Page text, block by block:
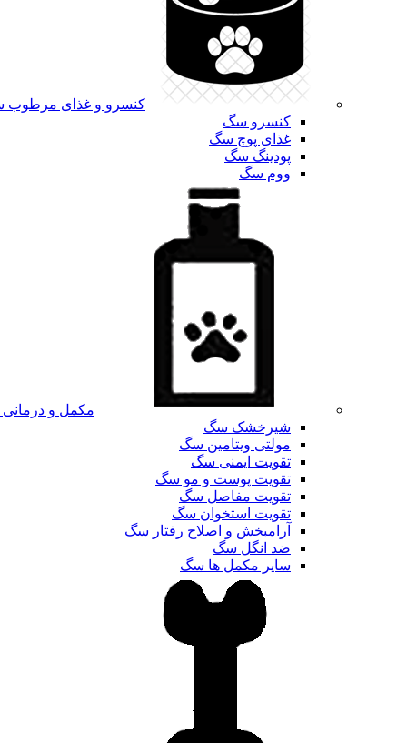
کنسرو و غذای
کنسرو سگ
غذای پوچ سگ
پودینگ سگ
ووم سگ
مکمل و
شیرخشک سگ
مولتی ویتامین سگ
تقویت ایمنی سگ
تقویت پوست و مو سگ
تقویت مفاصل سگ
تقویت استخوان سگ
آرامبخش و اصلاح رفتار سگ
ضد انگل سگ
سایر مکمل ها سگ